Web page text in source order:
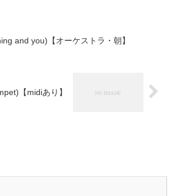
and you)【オーケストラ・朝】
【midiあり】